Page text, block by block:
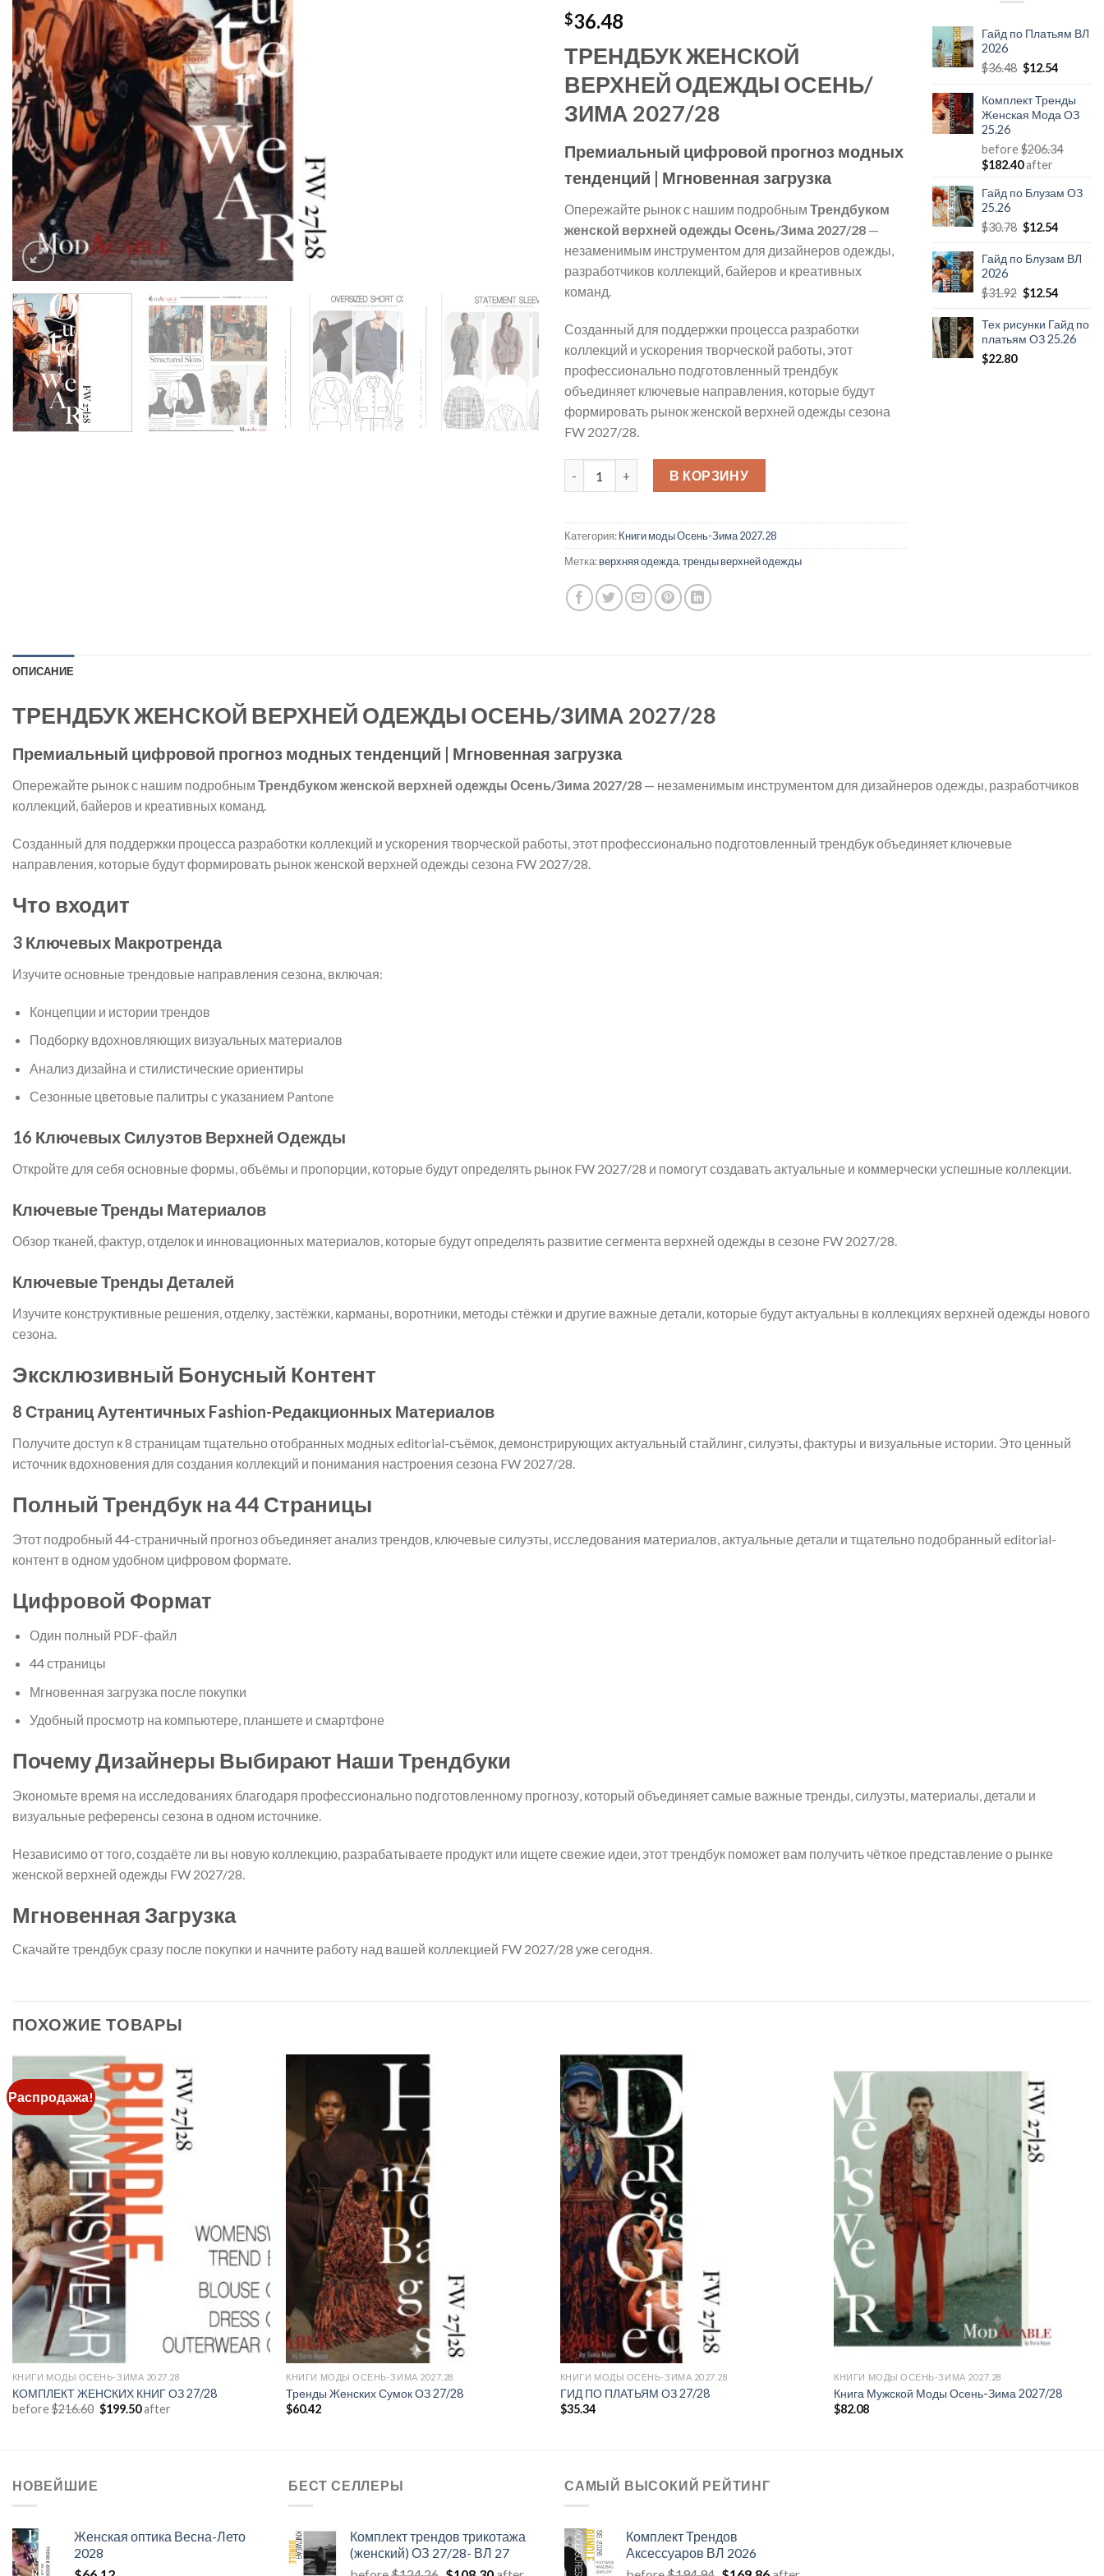
$36.48
ТРЕНДБУК ЖЕНСКОЙ
ВЕРХНЕЙ ОДЕЖДЫ ОСЕНЬ/
ЗИМА 2027/28
Премиальный цифровой прогноз модных
тенденций | Мгновенная загрузка
Опережайте рынок с нашим подробным Трендбуком
женской верхней одежды Осень/Зима 2027/28 —
незаменимым инструментом для дизайнеров одежды,
разработчиков коллекций, байеров и креативных
команд.
Созданный для поддержки процесса разработки
коллекций и ускорения творческой работы, этот
профессионально подготовленный трендбук
объединяет ключевые направления, которые будут
формировать рынок женской верхней одежды сезона
FW 2027/28.
Количество товара ТРЕНДБУК ЖЕНСКОЙ ВЕРХНЕЙ ОДЕЖДЫ ОЗ 27/28
В КОРЗИНУ
Категория:Книги моды Осень-Зима 2027.28
Метка:верхняя одежда,тренды верхней одежды
Гайд по Платьям ВЛ
2026
$36.48
составляла
$36.48.
$12.54Текущая
$12.54.
Комплект Тренды
Женская Мода ОЗ
25.26
before$206.34
Первоначальная
составляла
$206.34.
$182.40Текущая
$182.40.
after
Гайд по Блузам ОЗ
25.26
$30.78
составляла
$12.54Текущая
$12.54.
Гайд по Блузам ВЛ
2026
$31.92
составляла
$31.92.
$12.54Текущая
$12.54.
Тех рисунки Гайд по
платьям ОЗ 25.26
$22.80
ОПИСАНИЕ
ТРЕНДБУК ЖЕНСКОЙ ВЕРХНЕЙ ОДЕЖДЫ ОСЕНЬ/ЗИМА 2027/28
Премиальный цифровой прогноз модных тенденций | Мгновенная загрузка
Опережайте рынок с нашим подробным Трендбуком женской верхней одежды Осень/Зима 2027/28 — незаменимым инструментом для дизайнеров одежды, разработчиков
коллекций, байеров и креативных команд.
Созданный для поддержки процесса разработки коллекций и ускорения творческой работы, этот профессионально подготовленный трендбук объединяет ключевые
направления, которые будут формировать рынок женской верхней одежды сезона FW 2027/28.
Что входит
3 Ключевых Макротренда
Изучите основные трендовые направления сезона, включая:
Концепции и истории трендов
Подборку вдохновляющих визуальных материалов
Анализ дизайна и стилистические ориентиры
Сезонные цветовые палитры с указанием Pantone
16 Ключевых Силуэтов Верхней Одежды
Откройте для себя основные формы, объёмы и пропорции, которые будут определять рынок FW 2027/28 и помогут создавать актуальные и коммерчески успешные коллекции.
Ключевые Тренды Материалов
Обзор тканей, фактур, отделок и инновационных материалов, которые будут определять развитие сегмента верхней одежды в сезоне FW 2027/28.
Ключевые Тренды Деталей
Изучите конструктивные решения, отделку, застёжки, карманы, воротники, методы стёжки и другие важные детали, которые будут актуальны в коллекциях верхней одежды нового
сезона.
Эксклюзивный Бонусный Контент
8 Страниц Аутентичных Fashion-Редакционных Материалов
Получите доступ к 8 страницам тщательно отобранных модных editorial-съёмок, демонстрирующих актуальный стайлинг, силуэты, фактуры и визуальные истории. Это ценный
источник вдохновения для создания коллекций и понимания настроения сезона FW 2027/28.
Полный Трендбук на 44 Страницы
Этот подробный 44-страничный прогноз объединяет анализ трендов, ключевые силуэты, исследования материалов, актуальные детали и тщательно подобранный editorial-
контент в одном удобном цифровом формате.
Цифровой Формат
Один полный PDF-файл
44 страницы
Мгновенная загрузка после покупки
Удобный просмотр на компьютере, планшете и смартфоне
Почему Дизайнеры Выбирают Наши Трендбуки
Экономьте время на исследованиях благодаря профессионально подготовленному прогнозу, который объединяет самые важные тренды, силуэты, материалы, детали и
визуальные референсы сезона в одном источнике.
Независимо от того, создаёте ли вы новую коллекцию, разрабатываете продукт или ищете свежие идеи, этот трендбук поможет вам получить чёткое представление о рынке
женской верхней одежды FW 2027/28.
Мгновенная Загрузка
Скачайте трендбук сразу после покупки и начните работу над вашей коллекцией FW 2027/28 уже сегодня.
ПОХОЖИЕ ТОВАРЫ
Распродажа!
КНИГИ МОДЫ ОСЕНЬ-ЗИМА 2027.28
КОМПЛЕКТ ЖЕНСКИХ КНИГ ОЗ 27/28
before$216.60 Первоначальная
цена
$199.50Текущая
after
КНИГИ МОДЫ ОСЕНЬ-ЗИМА 2027.28
Тренды Женских Сумок ОЗ 27/28
$60.42
КНИГИ МОДЫ ОСЕНЬ-ЗИМА 2027.28
ГИД ПО ПЛАТЬЯМ ОЗ 27/28
$35.34
wishlist
КНИГИ МОДЫ ОСЕНЬ-ЗИМА 2027.28
Книга Мужской Моды Осень-Зима 2027/28
$82.08
НОВЕЙШИЕ
Женская оптика Весна-Лето
2028
БЕСТ СЕЛЛЕРЫ
Комплект трендов трикотажа
(женский) ОЗ 27/28- ВЛ 27
Первоначальная
Текущая
САМЫЙ ВЫСОКИЙ РЕЙТИНГ
Комплект Трендов
Аксессуаров ВЛ 2026
Первоначальная
Текущая